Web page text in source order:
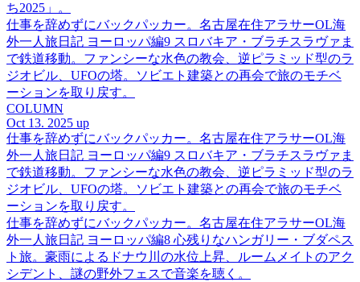
ち2025」。
仕事を辞めずにバックパッカー。名古屋在住アラサーOL海
外一人旅日記 ヨーロッパ編9 スロバキア・ブラチスラヴァま
で鉄道移動。ファンシーな水色の教会、逆ピラミッド型のラ
ジオビル、UFOの塔。ソビエト建築との再会で旅のモチベ
ーションを取り戻す。
COLUMN
Oct 13. 2025 up
仕事を辞めずにバックパッカー。名古屋在住アラサーOL海
外一人旅日記 ヨーロッパ編9 スロバキア・ブラチスラヴァま
で鉄道移動。ファンシーな水色の教会、逆ピラミッド型のラ
ジオビル、UFOの塔。ソビエト建築との再会で旅のモチベ
ーションを取り戻す。
仕事を辞めずにバックパッカー。名古屋在住アラサーOL海
外一人旅日記 ヨーロッパ編8 心残りなハンガリー・ブダペス
ト旅。豪雨によるドナウ川の水位上昇、ルームメイトのアク
シデント、謎の野外フェスで音楽を聴く。